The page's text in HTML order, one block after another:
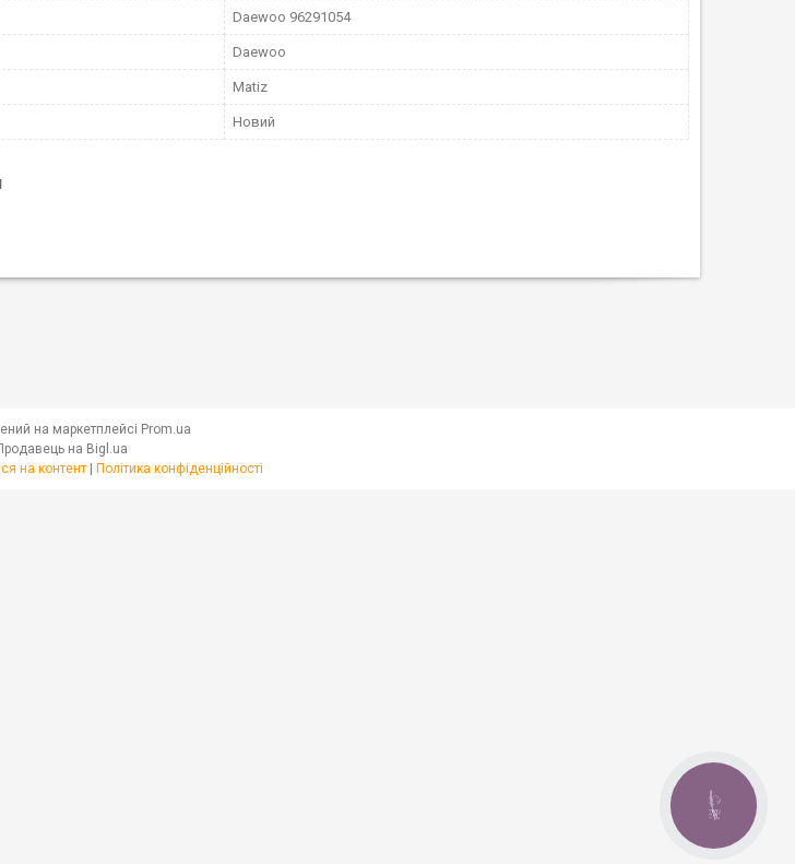
Daewoo 96291054
Daewoo
Matiz
Новий
на маркетплейсі Prom.ua
на Bigl.ua
на контент | Політика конфіденційності
КНОПКА
ЗВ'ЯЗКУ